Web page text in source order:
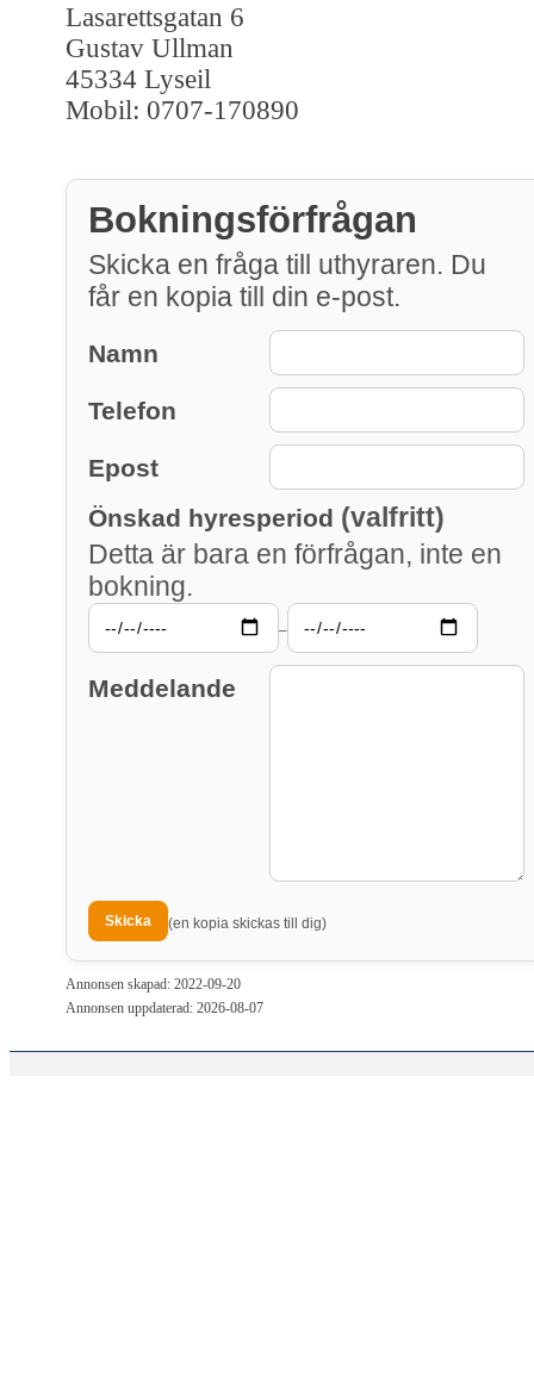
Lasarettsgatan 6
Gustav Ullman
45334 Lyseil
Mobil: 0707-170890
Bokningsförfrågan
Skicka en fråga till uthyraren. Du
får en kopia till din e-post.
Namn
Telefon
Epost
Önskad hyresperiod (valfritt)
Detta är bara en förfrågan, inte en
bokning.
–
Meddelande
(en kopia skickas till dig)
Annonsen skapad: 2022-09-20
Annonsen uppdaterad: 2026-08-07